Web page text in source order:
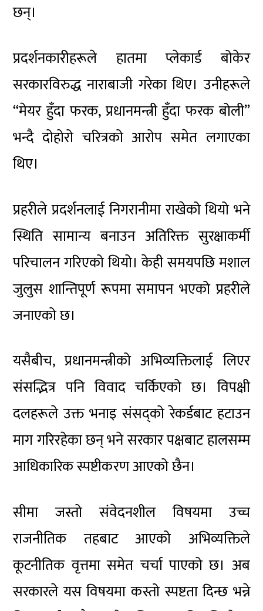
छन्।
प्रदर्शनकारीहरूले हातमा प्लेकार्ड बोकेर
सरकारविरुद्ध नाराबाजी गरेका थिए। उनीहरूले
“मेयर हुँदा फरक, प्रधानमन्त्री हुँदा फरक बोली”
भन्दै दोहोरो चरित्रको आरोप समेत लगाएका
थिए।
प्रहरीले प्रदर्शनलाई निगरानीमा राखेको थियो भने
स्थिति सामान्य बनाउन अतिरिक्त सुरक्षाकर्मी
परिचालन गरिएको थियो। केही समयपछि मशाल
जुलुस शान्तिपूर्ण रूपमा समापन भएको प्रहरीले
जनाएको छ।
यसैबीच, प्रधानमन्त्रीको अभिव्यक्तिलाई लिएर
संसद्भित्र पनि विवाद चर्किएको छ। विपक्षी
दलहरूले उक्त भनाइ संसद्को रेकर्डबाट हटाउन
माग गरिरहेका छन् भने सरकार पक्षबाट हालसम्म
आधिकारिक स्पष्टीकरण आएको छैन।
सीमा जस्तो संवेदनशील विषयमा उच्च
राजनीतिक तहबाट आएको अभिव्यक्तिले
कूटनीतिक वृत्तमा समेत चर्चा पाएको छ। अब
सरकारले यस विषयमा कस्तो स्पष्टता दिन्छ भन्ने